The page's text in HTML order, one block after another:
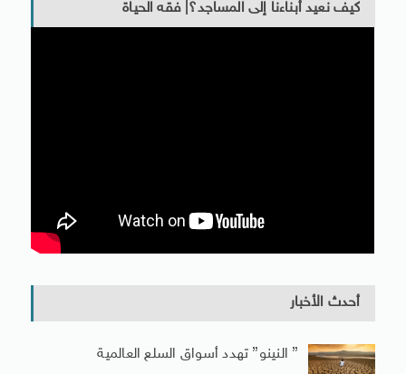
كيف نعيد أبناءنا إلى المساجد؟| فقه الحياة
أحدث الأخبار
” النينو” تهدد أسواق السلع العالمية